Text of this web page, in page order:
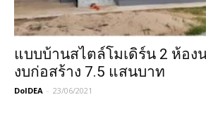
แบบบ้านสไตล์โมเดิร์น 2 ห้อง
งบก่อสร้าง 7.5 แสนบาท
DoIDEA - 23/06/2021